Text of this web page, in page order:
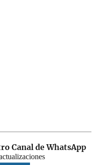
Canal de WhatsApp